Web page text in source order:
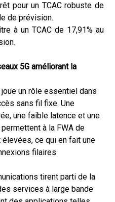
pour un TCAC robuste de
de prévision.
à un TCAC de 17,91% au
5G améliorant la
un rôle essentiel dans
sans fil fixe. Une
une faible latence et une
à la FWA de
ce qui en fait une
filaires
tirent parti de la
services à large bande